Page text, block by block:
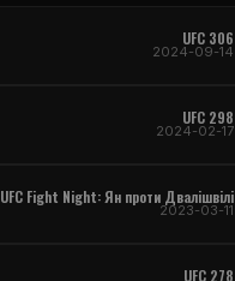
UFC 306
2024-09-14
UFC 298
2024-02-17
UFC Fight Night: Ян проти Двалішвілі
2023-03-11
UFC 278